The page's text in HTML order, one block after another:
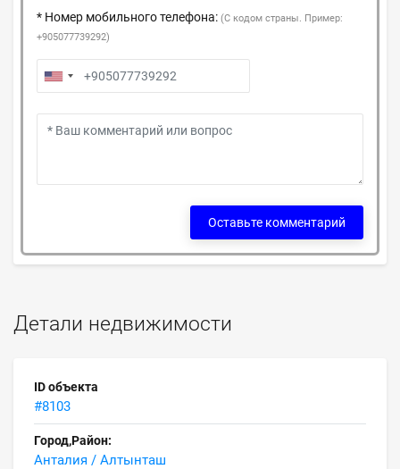
Детали недвижимости
ID объекта
#8103
Город,Район:
Анталия / Алтынташ
* Номер мобильного телефона: (С кодом страны. Пример:
+905077739292)
Оставьте комментарий